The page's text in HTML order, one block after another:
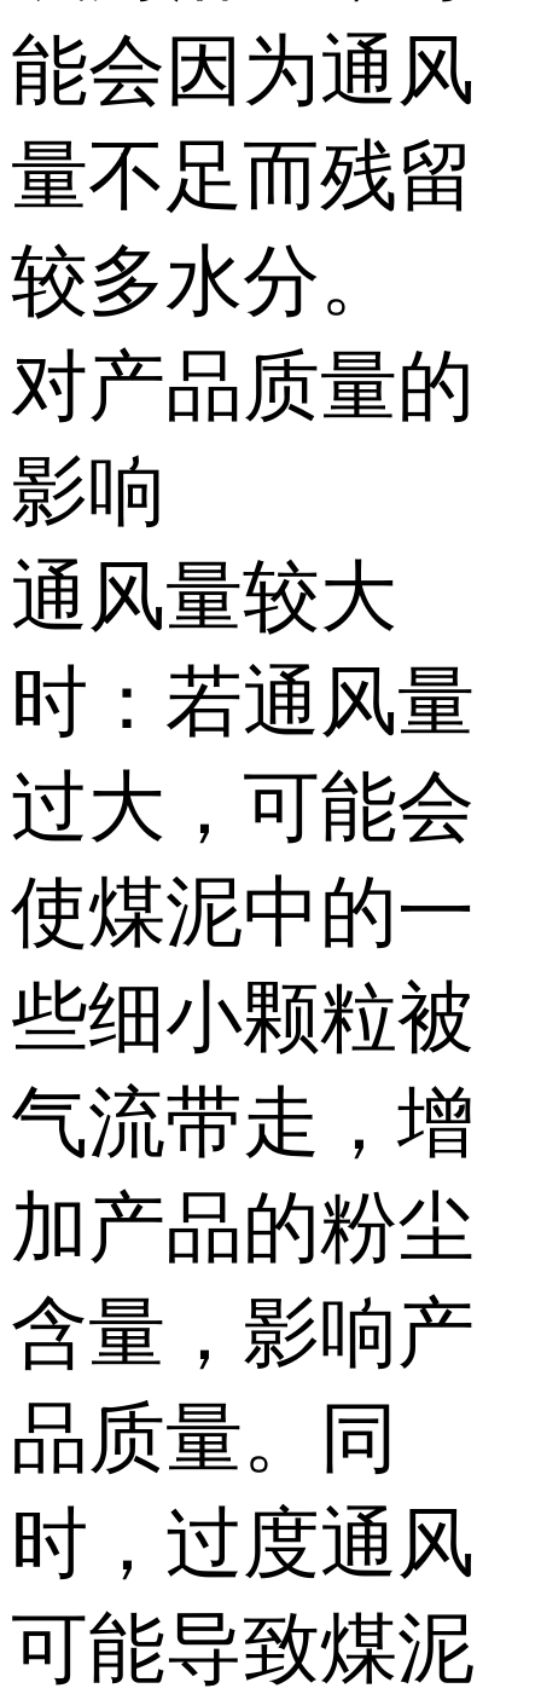
能会因为通风
量不足而残留
较多水分。
对产品质量的
影响
通风量较大
时：若通风量
过大，可能会
使煤泥中的一
些细小颗粒被
气流带走，增
加产品的粉尘
含量，影响产
品质量。同
时，过度通风
可能导致煤泥